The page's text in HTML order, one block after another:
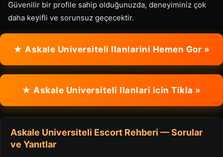
Güvenilir bir profile sahip olduğunuzda, deneyiminiz çok
daha keyifli ve sorunsuz geçecektir.
★ Askale Universiteli Ilanlarini Hemen Gor »
★ Askale Universiteli Ilanlari icin Tikla »
Askale Universiteli Escort Rehberi — Sorular
ve Yanıtlar